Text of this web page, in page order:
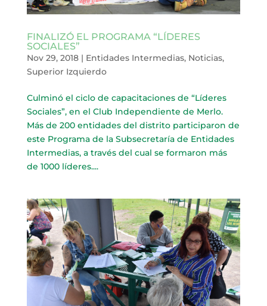
FINALIZÓ EL PROGRAMA “LÍDERES
SOCIALES”
Nov 29, 2018| Entidades Intermedias, Noticias,
Superior Izquierdo
Culminó el ciclo de capacitaciones de “Líderes
Sociales”, en el Club Independiente de Merlo.
Más de 200 entidades del distrito participaron de
este Programa de la Subsecretaría de Entidades
Intermedias, a través del cual se formaron más
de 1000 líderes....